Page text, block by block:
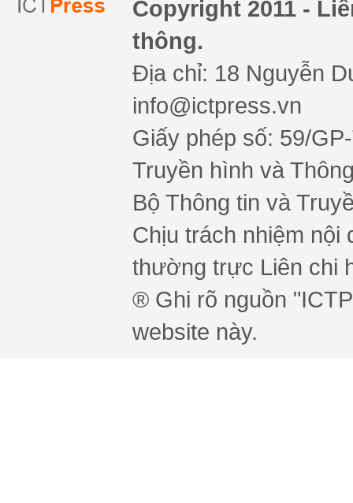
Copyright 2011 -
thông.
Địa chỉ: 18 Nguyễn
info@ictpress.vn
Giấy phép số: 59/
Truyền hình và
Bộ Thông tin và
Chịu trách nhiệm nội
thường trực Liên chi
® Ghi rõ nguồn
website này.